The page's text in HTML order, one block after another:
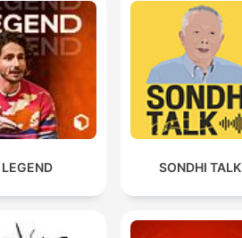
LEGEND SONDHI TALK